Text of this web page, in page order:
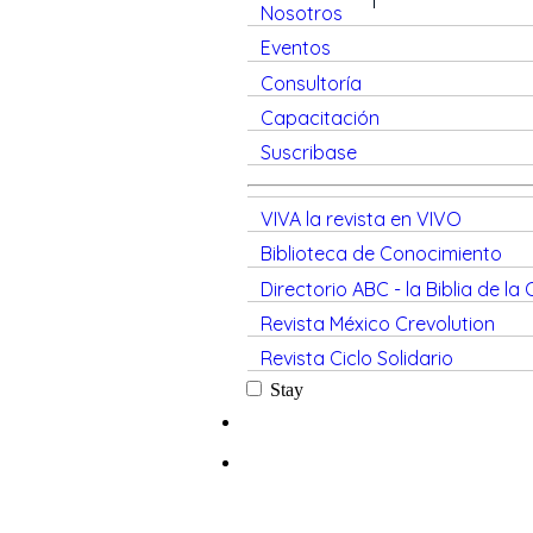
Nosotros
Eventos
Consultoría
Capacitación
Suscribase
VIVA la revista en VIVO
Biblioteca de Conocimiento
Directorio ABC - la Biblia de la
Revista México Crevolution
Revista Ciclo Solidario
Stay